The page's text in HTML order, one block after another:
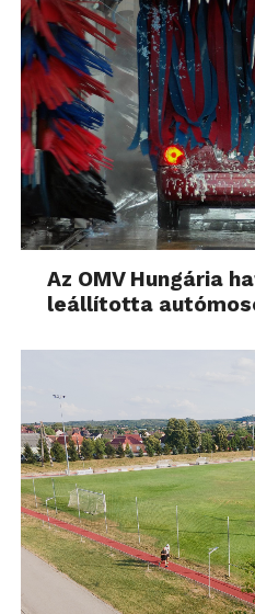
Az OMV Hungária
leállította